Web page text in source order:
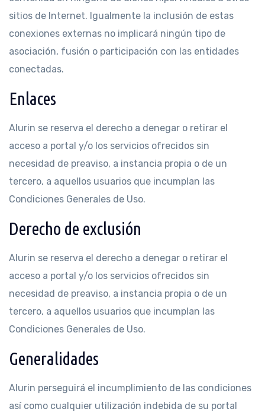
sitios de Internet. Igualmente la inclusión de estas
conexiones externas no implicará ningún tipo de
asociación, fusión o participación con las entidades
conectadas.
Enlaces
Alurin se reserva el derecho a denegar o retirar el
acceso a portal y/o los servicios ofrecidos sin
necesidad de preaviso, a instancia propia o de un
tercero, a aquellos usuarios que incumplan las
Condiciones Generales de Uso.
Derecho de exclusión
Alurin se reserva el derecho a denegar o retirar el
acceso a portal y/o los servicios ofrecidos sin
necesidad de preaviso, a instancia propia o de un
tercero, a aquellos usuarios que incumplan las
Condiciones Generales de Uso.
Generalidades
Alurin perseguirá el incumplimiento de las condiciones
así como cualquier utilización indebida de su portal